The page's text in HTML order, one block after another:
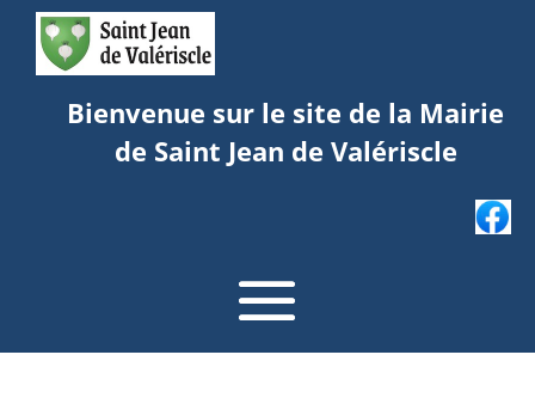
Bienvenue sur le site de la Mairie
de Saint Jean de Valériscle